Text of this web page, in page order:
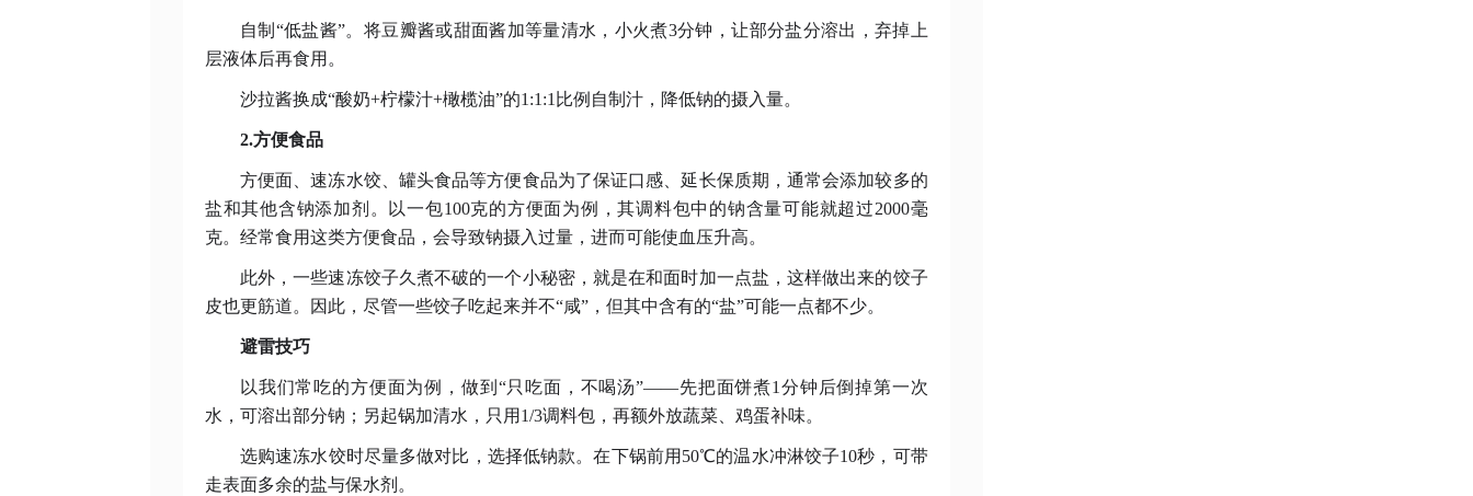
自制 “低盐酱”。将豆瓣酱或甜面酱加等量清水，小火煮3分钟，让部分盐分溶出，弃掉上
层液体后再食用。
沙拉酱换成“酸奶+柠檬汁+橄榄油”的1:1:1比例自制汁，降低钠的摄入量。
2.方便食品
方便面、速冻水饺、罐头食品等方便食品为了保证口感、延长保质期，通常会添加较多的
盐和其他含钠添加剂。以一包100克的方便面为例，其调料包中的钠含量可能就超过2000毫
克。经常食用这类方便食品，会导致钠摄入过量，进而可能使血压升高。
此外，一些速冻饺子久煮不破的一个小秘密，就是在和面时加一点盐，这样做出来的饺子
皮也更筋道。因此，尽管一些饺子吃起来并不“咸”，但其中含有的“盐”可能一点都不少。
避雷技巧
以我们常吃的方便面为例，做到 “只吃面，不喝汤”——先把面饼煮1分钟后倒掉第一次
水，可溶出部分钠；另起锅加清水，只用1/3调料包，再额外放蔬菜、鸡蛋补味。
选购速冻水饺时尽量多做对比，选择低钠款。在下锅前用 50℃的温水冲淋饺子10秒，可带
走表面多余的盐与保水剂。